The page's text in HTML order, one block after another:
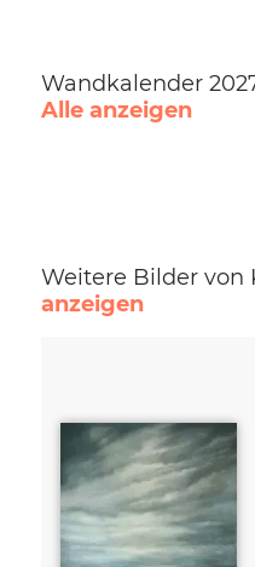
Wandkalender
Alle anzeigen
Weitere Bilder von
anzeigen